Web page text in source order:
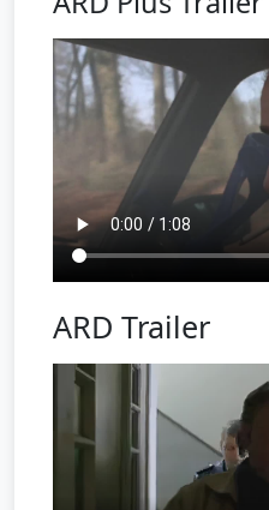
ARD Trailer